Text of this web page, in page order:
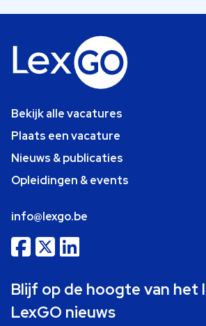
Bekijk alle vacatures
Plaats een vacature
Nieuws & publicaties
Opleidingen & events
info@lexgo.be
Blijf op de hoogte van het
LexGO nieuws